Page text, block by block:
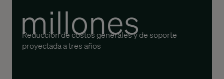
millones
Reducción de costos generales y de soporte
proyectada a tres años